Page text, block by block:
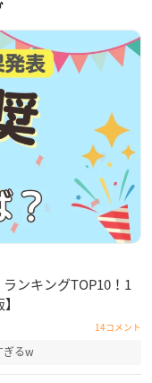
ンキングTOP10！1
14コメント
ぎるw